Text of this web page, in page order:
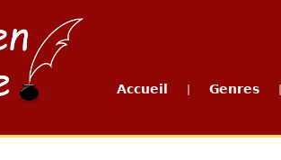
Accueil Genres